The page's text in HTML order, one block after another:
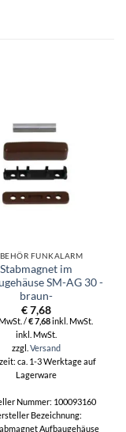
FUNKALARM
Stabmagnet im
SM-AG 30 -
braun-
€7,68
/€7,68inkl. MwSt.
inkl. MwSt.
zzgl. Versand
ca. 1-3 Werktage auf
Lagerware
Nummer: 100093160
Bezeichnung:
Aufbaugehäuse